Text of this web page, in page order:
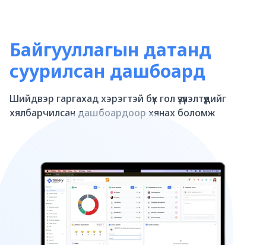
Байгууллагын датанд
суурилсан дашбоард
Шийдвэр гаргахад хэрэгтэй бүх гол үзүүлэлтүүдийг
хялбарчилсан дашбоардоор хянах боломж